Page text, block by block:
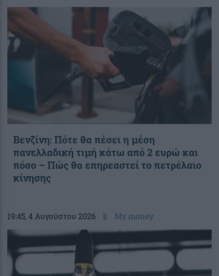
Βενζίνη: Πότε θα πέσει η μέση
πανελλαδική τιμή κάτω από 2 ευρώ και
πόσο – Πώς θα επηρεαστεί το πετρέλαιο
κίνησης
19:45, 4 Αυγούστου 2026 || My money